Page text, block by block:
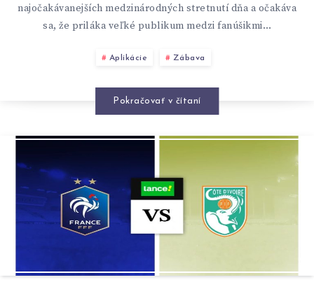
najočakávanejších medzinárodných stretnutí dňa a očakáva
sa, že priláka veľké publikum medzi fanúšikmi…
Aplikácie Zábava
Pokračovať v čítaní